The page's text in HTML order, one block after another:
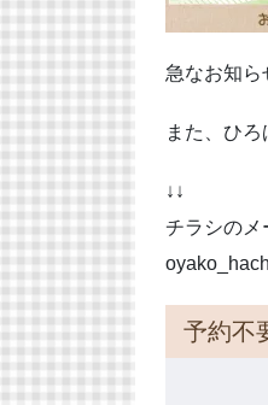
急なお知ら
また、ひ
↓↓
チラシのメ
予約不